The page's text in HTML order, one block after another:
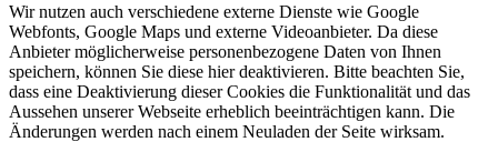
Wir nutzen auch verschiedene externe Dienste wie Google
Webfonts, Google Maps und externe Videoanbieter. Da diese
Anbieter möglicherweise personenbezogene Daten von Ihnen
speichern, können Sie diese hier deaktivieren. Bitte beachten Sie,
dass eine Deaktivierung dieser Cookies die Funktionalität und das
Aussehen unserer Webseite erheblich beeinträchtigen kann. Die
Änderungen werden nach einem Neuladen der Seite wirksam.